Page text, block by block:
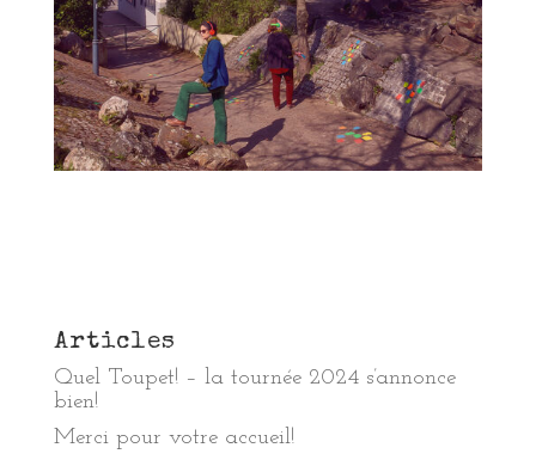
Articles
Quel Toupet! – la tournée 2024 s’annonce
bien!
Merci pour votre accueil!